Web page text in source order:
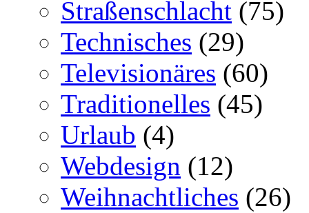
Straßenschlacht (75)
Technisches (29)
Televisionäres (60)
Traditionelles (45)
Urlaub (4)
Webdesign (12)
Weihnachtliches (26)